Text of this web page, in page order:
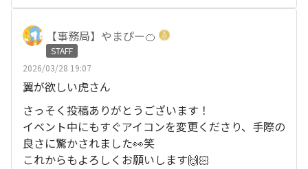
【事務局】やまぴー🍊
STAFF
2026/03/28 19:07
翼が欲しい虎さん
さっそく投稿ありがとうございます！
イベント中にもすぐアイコンを変更くださり、手際の
良さに驚かされました👀笑
これからもよろしくお願いします🙌🏻